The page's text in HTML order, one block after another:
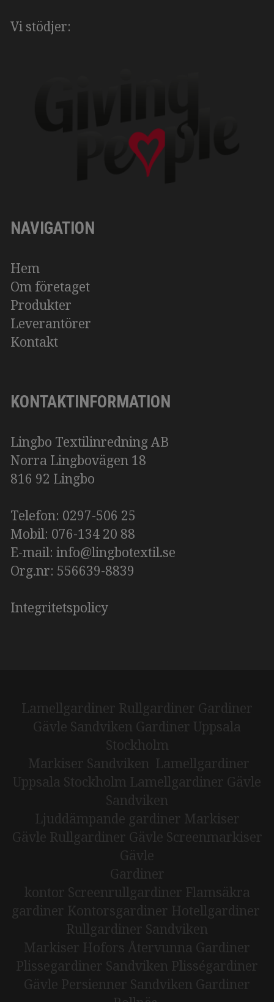
Vi stödjer:
NAVIGATION
Hem
Om företaget
Produkter
Leverantörer
Kontakt
KONTAKTINFORMATION
Lingbo Textilinredning AB
Norra Lingbovägen 18
816 92 Lingbo
Telefon: 0297-506 25
Mobil: 076-134 20 88
E-mail: info@lingbotextil.se
Org.nr: 556639-8839
​​​​​​​Integritetspolicy
Lamellgardiner Rullgardiner Gardiner
Gävle Sandviken Gardiner Uppsala
Stockholm
Markiser Sandviken Lamellgardiner
Uppsala Stockholm Lamellgardiner Gävle
Sandviken
Ljuddämpande gardiner Markiser
Gävle Rullgardiner Gävle Screenmarkiser
Gävle
Gardiner
kontor Screenrullgardiner Flamsäkra
gardiner Kontorsgardiner Hotellgardiner
Rullgardiner Sandviken
Markiser Hofors Återvunna Gardiner
Plissegardiner Sandviken Plisségardiner
Gävle Persienner Sandviken​​​​​​​ Gardiner